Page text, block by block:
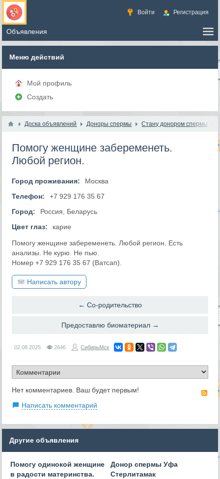
Войти Регистрация
Меню действий
Мой профиль
Создать
Доска объявлений Доноры спермы Стану донором спермы
Помогу женщине забеременеть.
Любой регион.
Город проживания:
Москва
Телефон:
+7 929 176 35 67
Город:
Россия, Беларусь
Цвет глаз:
карие
Помогу женщине забеременеть. Любой регион. Есть
анализы. Не курю. Не пью.
Номер +7 929 176 35 67 (Ватсап).
Написать автору
← Со-родительство
Предоставлю биоматериал →
02.08.2025 2646 СибирьМск
Нет комментариев. Ваш будет первым!
Написать комментарий
Другие объявления
Помогу одинокой женщине
в радости материнства.
Донор спермы Уфа
Стерлитамак